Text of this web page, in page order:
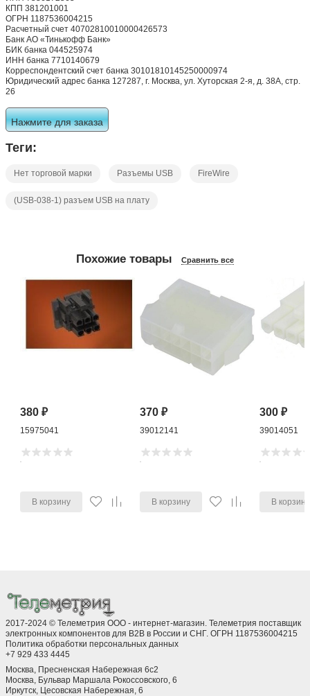
КПП 381201001
ОГРН 1187536004215
Расчетный счет 40702810010000426573
Банк АО «Тинькофф Банк»
БИК банка 044525974
ИНН банка 7710140679
Корреспондентский счет банка 30101810145250000974
Юридический адрес банка 127287, г. Москва, ул. Хуторская 2-я, д. 38А, стр.
26
Нажмите для заказа
Теги:
Нет торговой марки Разъемы USB FireWire
(USB-038-1) разъем USB на плату
Похожие товары Сравнить все
380₽
15975041
В корзину
370₽
39012141
В корзину
300₽
39014051
В корзину
2017-2024 © Телеметрия ООО - интернет-магазин. Телеметрия поставщик
электронных компонентов для B2B в России и СНГ. ОГРН 1187536004215
Политика обработки персональных данных
+7 929 433 4445
Москва, Пресненская Набережная 6с2
Москва, ​Бульвар Маршала Рокоссовского, 6
Иркутск, ​Цесовская Набережная, 6